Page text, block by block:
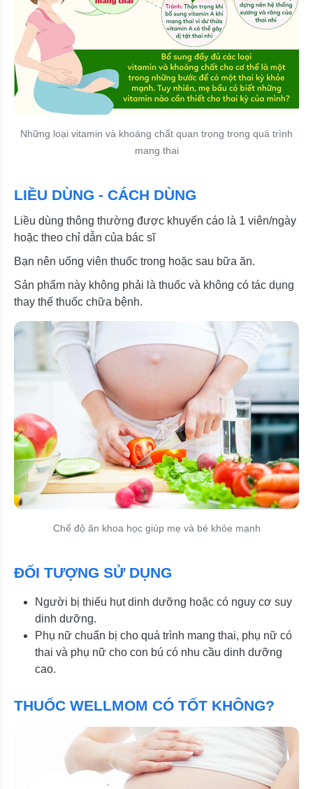
Những loại vitamin và khoáng chất quan trọng trong quá trình
mang thai
LIỀU DÙNG - CÁCH DÙNG
Liều dùng thông thường được khuyến cáo là 1 viên/ngày
hoặc theo chỉ dẫn của bác sĩ
Bạn nên uống viên thuốc trong hoặc sau bữa ăn.
Sản phẩm này không phải là thuốc và không có tác dụng
thay thế thuốc chữa bệnh.
Chế độ ăn khoa học giúp mẹ và bé khỏe mạnh
ĐỐI TƯỢNG SỬ DỤNG
Người bị thiếu hụt dinh dưỡng hoặc có nguy cơ suy
dinh dưỡng.
Phụ nữ chuẩn bị cho quá trình mang thai, phụ nữ có
thai và phụ nữ cho con bú có nhu cầu dinh dưỡng
cao.
THUỐC WELLMOM CÓ TỐT KHÔNG?